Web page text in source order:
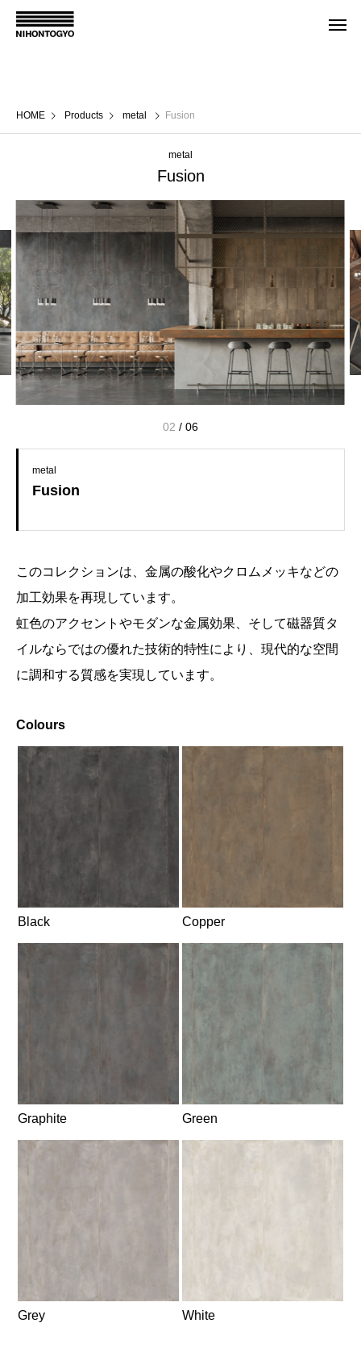
HOME Products metal Fusion
metal
Fusion
02 / 06
metal
Fusion
このコレクションは、金属の酸化やクロムメッキなどの
加工効果を再現しています。
虹色のアクセントやモダンな金属効果、そして磁器質タ
イルならではの優れた技術的特性により、現代的な空間
に調和する質感を実現しています。
Colours
Black Copper
Graphite Green
Grey White